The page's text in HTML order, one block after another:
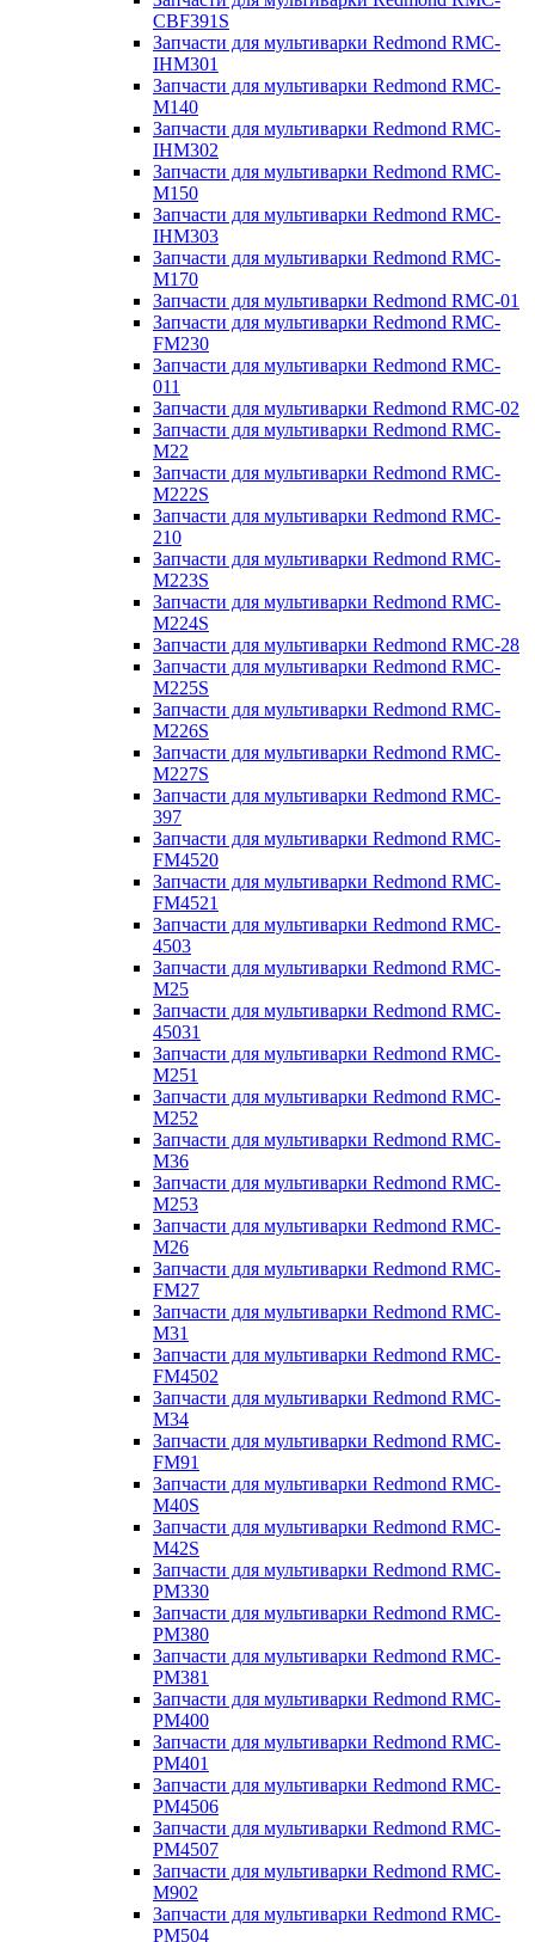
CBF391S
Запчасти для мультиварки Redmond RMC-
IHM301
Запчасти для мультиварки Redmond RMC-
M140
Запчасти для мультиварки Redmond RMC-
IHM302
Запчасти для мультиварки Redmond RMC-
M150
Запчасти для мультиварки Redmond RMC-
IHM303
Запчасти для мультиварки Redmond RMC-
M170
Запчасти для мультиварки Redmond RMC-01
Запчасти для мультиварки Redmond RMC-
FM230
Запчасти для мультиварки Redmond RMC-
011
Запчасти для мультиварки Redmond RMC-02
Запчасти для мультиварки Redmond RMC-
M22
Запчасти для мультиварки Redmond RMC-
M222S
Запчасти для мультиварки Redmond RMC-
210
Запчасти для мультиварки Redmond RMC-
M223S
Запчасти для мультиварки Redmond RMC-
M224S
Запчасти для мультиварки Redmond RMC-28
Запчасти для мультиварки Redmond RMC-
M225S
Запчасти для мультиварки Redmond RMC-
M226S
Запчасти для мультиварки Redmond RMC-
M227S
Запчасти для мультиварки Redmond RMC-
397
Запчасти для мультиварки Redmond RMC-
FM4520
Запчасти для мультиварки Redmond RMC-
FM4521
Запчасти для мультиварки Redmond RMC-
4503
Запчасти для мультиварки Redmond RMC-
M25
Запчасти для мультиварки Redmond RMC-
45031
Запчасти для мультиварки Redmond RMC-
M251
Запчасти для мультиварки Redmond RMC-
M252
Запчасти для мультиварки Redmond RMC-
M36
Запчасти для мультиварки Redmond RMC-
M253
Запчасти для мультиварки Redmond RMC-
M26
Запчасти для мультиварки Redmond RMC-
FM27
Запчасти для мультиварки Redmond RMC-
M31
Запчасти для мультиварки Redmond RMC-
FM4502
Запчасти для мультиварки Redmond RMC-
M34
Запчасти для мультиварки Redmond RMC-
FM91
Запчасти для мультиварки Redmond RMC-
M40S
Запчасти для мультиварки Redmond RMC-
M42S
Запчасти для мультиварки Redmond RMC-
PM330
Запчасти для мультиварки Redmond RMC-
PM380
Запчасти для мультиварки Redmond RMC-
PM381
Запчасти для мультиварки Redmond RMC-
PM400
Запчасти для мультиварки Redmond RMC-
PM401
Запчасти для мультиварки Redmond RMC-
PM4506
Запчасти для мультиварки Redmond RMC-
PM4507
Запчасти для мультиварки Redmond RMC-
M902
Запчасти для мультиварки Redmond RMC-
PM504